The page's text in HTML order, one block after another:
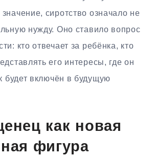
сиротство означало не
нужду. Оно ставило вопрос
кто отвечает за ребёнка, кто
его интересы, где он
будет включён в будущую
как новая
фигура